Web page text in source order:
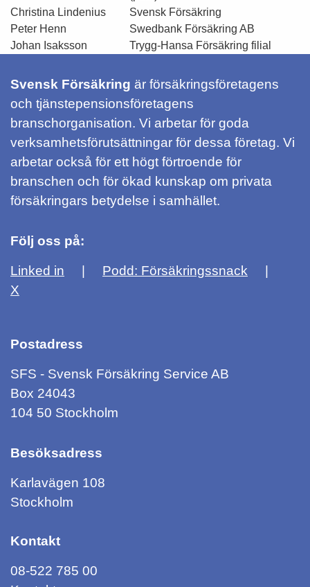
Christina Lindenius
Svensk Försäkring
Peter Henn
Swedbank Försäkring AB
Johan Isaksson
Trygg-Hansa Försäkring filial
Svensk Försäkring är försäkringsföretagens
och tjänstepensionsföretagens
branschorganisation. Vi arbetar för goda
verksamhetsförutsättningar för dessa företag. Vi
arbetar också för ett högt förtroende för
branschen och för ökad kunskap om privata
försäkringars betydelse i samhället.
Följ oss på:
Linked in
Podd: Försäkringssnack
X
Postadress
SFS - Svensk Försäkring Service AB
Box 24043
104 50 Stockholm
Besöksadress
Karlavägen 108
Stockholm
Kontakt
08-522 785 00